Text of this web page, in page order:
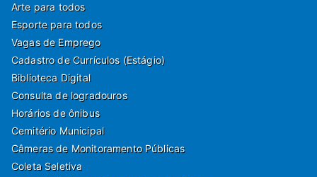
Arte para todos
Esporte para todos
Vagas de Emprego
Cadastro de Currículos (Estágio)
Biblioteca Digital
Consulta de logradouros
Horários de ônibus
Cemitério Municipal
Câmeras de Monitoramento Públicas
Coleta Seletiva